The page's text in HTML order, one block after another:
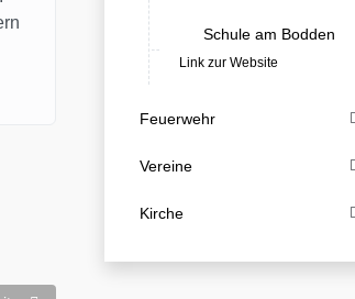
Schule am Bodden
Link zur Website
Feuerwehr
Vereine
Kirche